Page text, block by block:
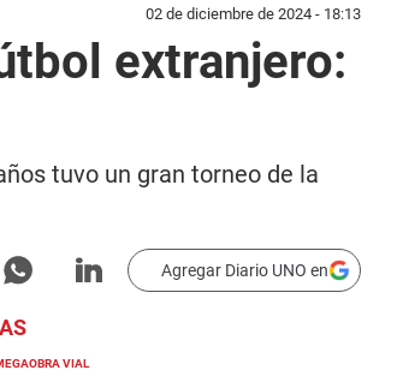
02 de diciembre de 2024 - 18:13
extranjero:
tuvo un gran torneo de la
Agregar Diario UNO en
VIAL